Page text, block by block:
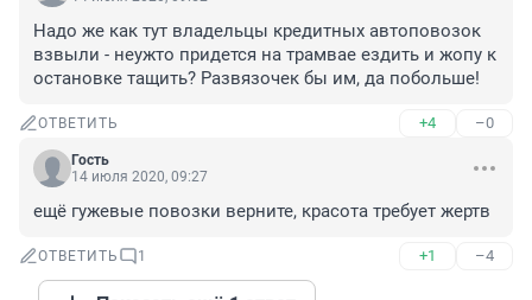
Надо же как тут владельцы кредитных автоповозок
взвыли - неужто придется на трамвае ездить и жопу к
остановке тащить? Развязочек бы им, да побольше!
ОТВЕТИТЬ +4 –0
Гость
14 июля 2020, 09:27
ещё гужевые повозки верните, красота требует жертв
ОТВЕТИТЬ 1 +1 –4